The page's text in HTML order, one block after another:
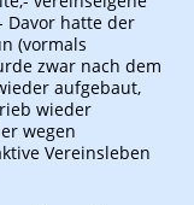
Davor hatte der
(vormals
zwar nach dem
aufgebaut,
wieder
wegen
Vereinsleben